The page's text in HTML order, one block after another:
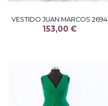
VESTIDO JUAN MARCOS 2694
153,00 €